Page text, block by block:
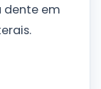
dente em